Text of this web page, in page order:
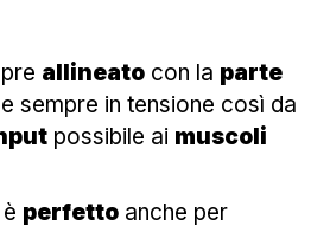
allineato con la parte
e sempre in tensione così da
possibile ai muscoli
perfetto anche per